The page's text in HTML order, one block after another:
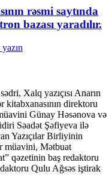
rəsmi saytında
bazası yaradılır.
Xalq yazıçısı Anarın
kitabxanasının direktoru
Günay Həsənova və
Səadət Şəfiyeva ilə
Yazıçılar Birliyinin
müavini, Mətbuat
qəzetinin baş redaktoru
Qulu Ağsəs iştirak